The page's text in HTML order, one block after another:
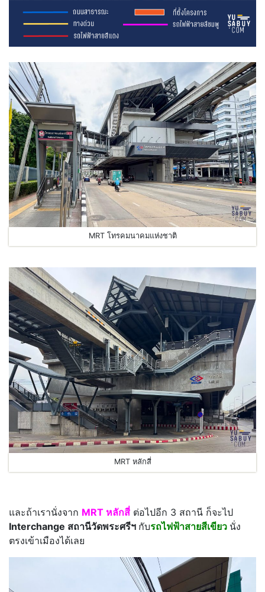
MRT โทรคมนาคมแห่งชาติ
MRT หลักสี่
และถ้าเรานั่งจาก MRT หลักสี่ ต่อไปอีก 3 สถานี ก็จะไป
Interchange สถานีวัดพระศรีฯ กับรถไฟฟ้าสายสีเขียว นั่ง
ตรงเข้าเมืองได้เลย